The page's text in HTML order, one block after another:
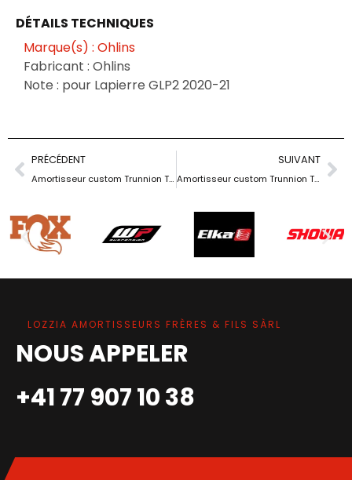
DÉTAILS TECHNIQUES
Marque(s) : Ohlins
Fabricant : Ohlins
Note : pour Lapierre GLP2 2020-21
PRÉCÉDENT
Amortisseur custom Trunnion TTX 22 M
SUIVANT
Amortisseur custom Trunnion TTX 22 M
LOZZIA AMORTISSEURS FRÈRES & FILS SÀRL
NOUS APPELER
+41 77 907 10 38